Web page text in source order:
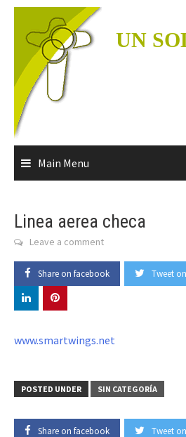
Skip
content
UN
Main Menu
Linea aerea checa
Leave a comment
Share on facebook Tweet
www.smartwings.net
POSTED UNDER SIN CATEGORÍA
Share on facebook Tweet